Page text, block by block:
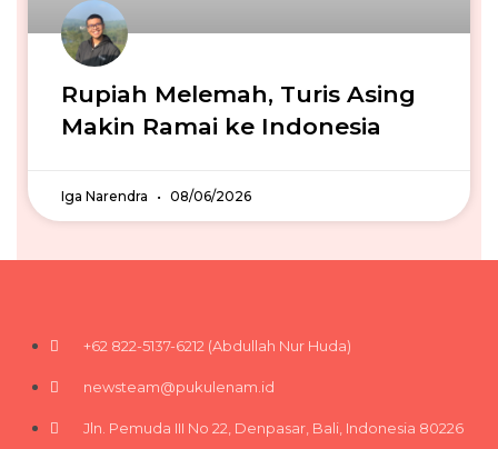
Rupiah Melemah, Turis Asing
Makin Ramai ke Indonesia
Iga Narendra 08/06/2026
+62 822-5137-6212 (Abdullah Nur Huda)
newsteam@pukulenam.id
Jln. Pemuda III No 22, Denpasar, Bali, Indonesia 80226